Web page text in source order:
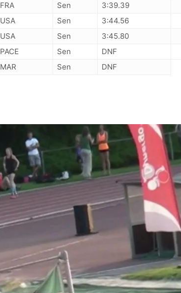
FRA Sen
3:39.39
USA Sen
3:44.56
USA Sen
3:45.80
PACE Sen
DNF
MAR Sen DNF